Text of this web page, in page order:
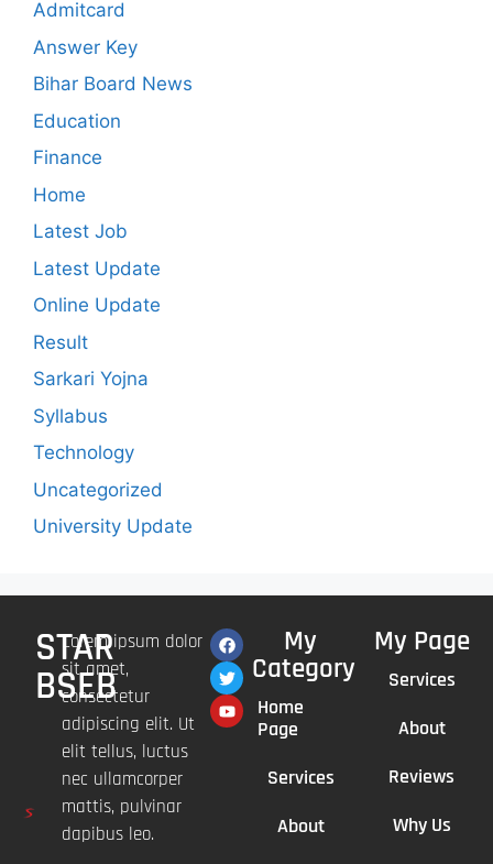
Admitcard
Answer Key
Bihar Board News
Education
Finance
Home
Latest Job
Latest Update
Online Update
Result
Sarkari Yojna
Syllabus
Technology
Uncategorized
University Update
STAR
BSEB
Lorem ipsum dolor
sit amet,
consectetur
adipiscing elit. Ut
elit tellus, luctus
nec ullamcorper
mattis, pulvinar
dapibus leo.
My
Category
Home
Page
Services
About
My Page
Services
About
Reviews
Why Us